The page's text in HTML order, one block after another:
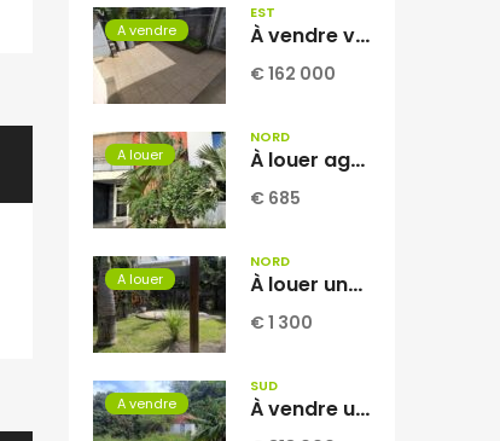
A vendre
EST
À vendre villa T3 à étage de 52.86 m2 située à Sainte-Suzanne Centre Réunion
€ 162 000
A louer
NORD
À louer agréable appartement T2 de 53.06 m2 situé dans la résidence INAIS à Sainte-Clotilde Réunion
€ 685
A louer
NORD
À louer une villa jumelée de type F5 de 104 m2 habitable située sur le secteur de Domenjod Sainte Clothilde Réunion
€ 1 300
A vendre
SUD
À vendre une vaste parcelle plate et arborée de 1268 m2 dont 1104 m2 constructible située au Tampon Réunion